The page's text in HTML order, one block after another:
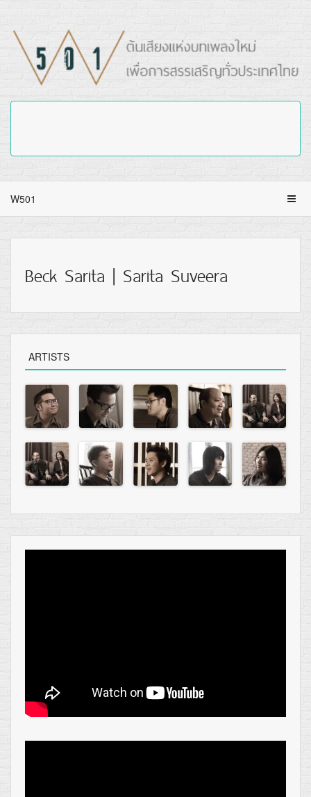
W501
Beck Sarita | Sarita Suveera
ARTISTS